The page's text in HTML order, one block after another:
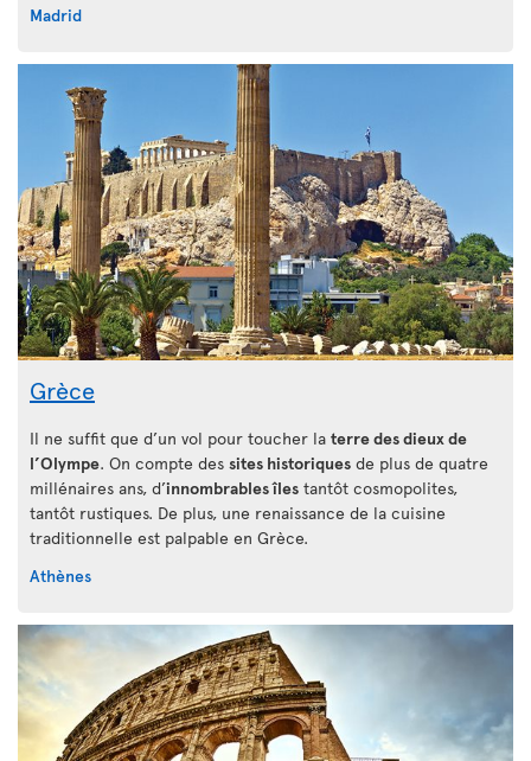
Madrid
Grèce
Il ne suffit que d’un vol pour toucher la terre des dieux de
l’Olympe. On compte des sites historiques de plus de quatre
millénaires ans, d’innombrables îles tantôt cosmopolites,
tantôt rustiques. De plus, une renaissance de la cuisine
traditionnelle est palpable en Grèce.
Athènes